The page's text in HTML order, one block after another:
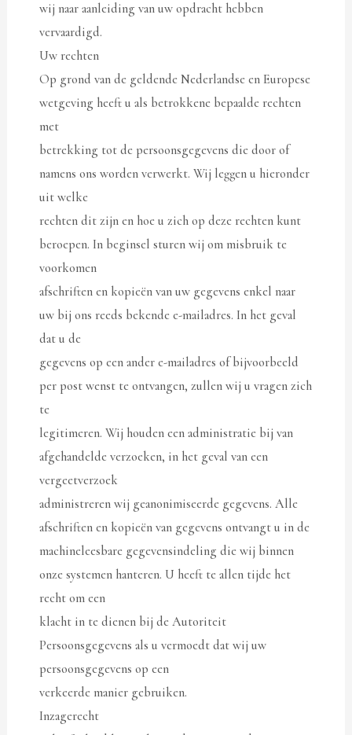
wij naar aanleiding van uw opdracht hebben
vervaardigd.
Uw rechten
Op grond van de geldende Nederlandse en Europese
wetgeving heeft u als betrokkene bepaalde rechten
met
betrekking tot de persoonsgegevens die door of
namens ons worden verwerkt. Wij leggen u hieronder
uit welke
rechten dit zijn en hoe u zich op deze rechten kunt
beroepen. In beginsel sturen wij om misbruik te
voorkomen
afschriften en kopieën van uw gegevens enkel naar
uw bij ons reeds bekende e-mailadres. In het geval
dat u de
gegevens op een ander e-mailadres of bijvoorbeeld
per post wenst te ontvangen, zullen wij u vragen zich
te
legitimeren. Wij houden een administratie bij van
afgehandelde verzoeken, in het geval van een
vergeetverzoek
administreren wij geanonimiseerde gegevens. Alle
afschriften en kopieën van gegevens ontvangt u in de
machineleesbare gegevensindeling die wij binnen
onze systemen hanteren. U heeft te allen tijde het
recht om een
klacht in te dienen bij de Autoriteit
Persoonsgegevens als u vermoedt dat wij uw
persoonsgegevens op een
verkeerde manier gebruiken.
Inzagerecht